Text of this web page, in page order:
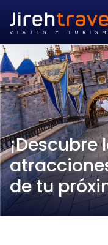
¡Descubre
de tu